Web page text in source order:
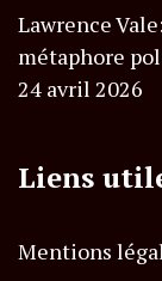
Lawrence
métaphore
24 avril 2026
Liens
Mentions